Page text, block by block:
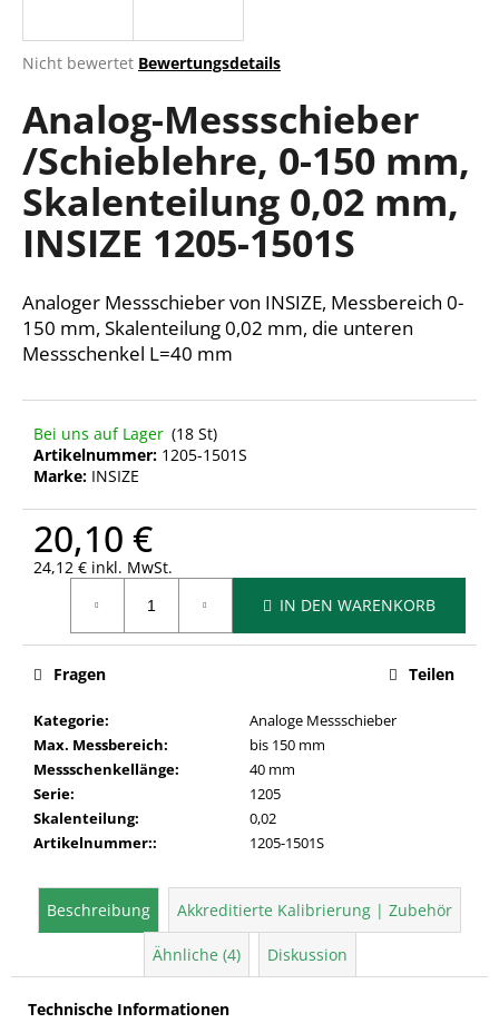
Die
Produktbewertung
ist
0,0
von
5
Sternen.
Nicht bewertet Bewertungsdetails
Analog-Messschieber
/Schieblehre, 0-150 mm,
Skalenteilung 0,02 mm,
INSIZE 1205-1501S
Analoger Messschieber von INSIZE, Messbereich 0-
150 mm, Skalenteilung 0,02 mm, die unteren
Messschenkel L=40 mm
Bei uns auf Lager (18 St)
Artikelnummer: 1205-1501S
Marke: INSIZE
20,10 €
24,12 € inkl. MwSt.
IN DEN WARENKORB
Kategorie:
Analoge Messschieber
Max. Messbereich:
bis 150 mm
Messschenkellänge:
40 mm
Serie:
1205
Skalenteilung:
0,02
Artikelnummer:: 1205-1501S
Fragen Teilen
Beschreibung Akkreditierte Kalibrierung | Zubehör
Ähnliche (4) Diskussion
Technische Informationen
W
i
r
e
p
f
e
l
e
n